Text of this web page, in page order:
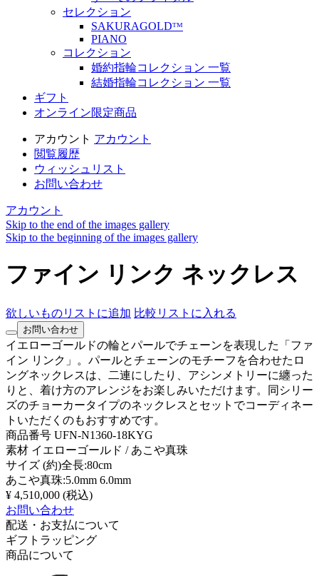
セレクション
SAKURAGOLDᵀᴹ
PIANO
コレクション
婚約指輪コレクション 一覧
結婚指輪コレクション 一覧
ギフト
オンライン限定商品
アカウント アカウント
閲覧履歴
ウィッシュリスト
お問い合わせ
アカウント
Skip to the end of the images gallery
Skip to the beginning of the images gallery
ファイン リンク ネックレス
欲しいものリストに追加 比較リストに入れる
お問い合わせ
イエローゴールドの輪とパールでチェーンを表現した「ファ
イン リンク」。パールとチェーンのモチーフを合わせたロ
ングネックレスは、二連にしたり、アシンメトリーに纏った
りと、着け方のアレンジをお楽しみいただけます。同シリー
ズのチョーカータイプのネックレスとセットでコーディネー
トいただくのもおすすめです。
商品番号 UFN-N1360-18KYG
素材 イエローゴールド / あこや真珠
サイズ (約)全長:80cm
あこや真珠:5.0mm 6.0mm
¥ 4,510,000 (税込)
お問い合わせ
配送・お支払について
ギフトラッピング
商品について